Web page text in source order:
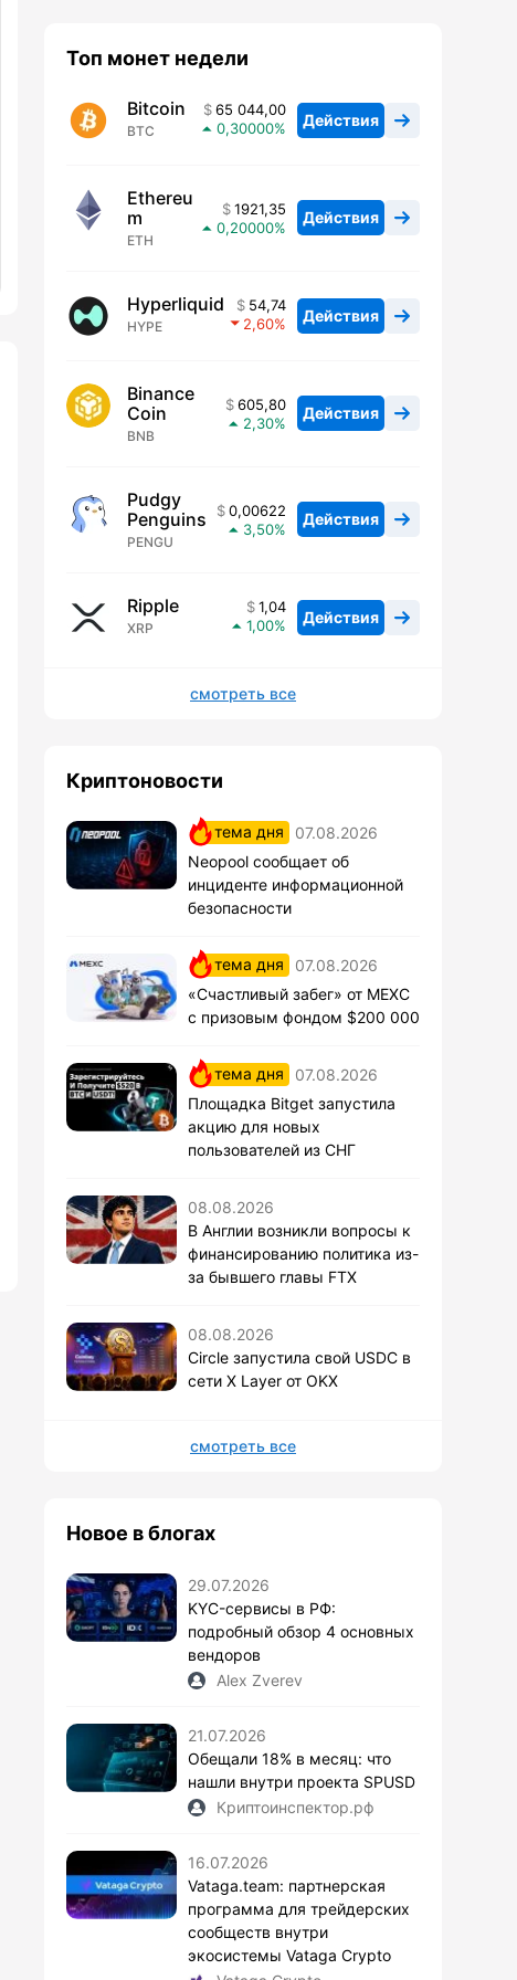
Топ монет недели
Bitcoin
BTC
65 044,00
0,30000
Действия
Ethereu
m
ETH
1921,35
0,20000
Действия
Hyperliquid
HYPE
54,74
2,60
Действия
Binance
Coin
BNB
605,80
2,30
Действия
Pudgy
Penguins
PENGU
0,00622
3,50
Действия
Ripple
XRP
1,04
1,00
Действия
смотреть все
Криптоновости
тема дня
07.08.2026
Neopool сообщает об
инциденте информационной
безопасности
тема дня
07.08.2026
«Счастливый забег» от MEXC
с призовым фондом $200 000
тема дня
07.08.2026
Площадка Bitget запустила
акцию для новых
пользователей из СНГ
08.08.2026
В Англии возникли вопросы к
финансированию политика из-
за бывшего главы FTX
08.08.2026
Circle запустила свой USDC в
сети X Layer от OKX
смотреть все
Новое в блогах
29.07.2026
KYC-сервисы в РФ:
подробный обзор 4 основных
вендоров
Alex Zverev
21.07.2026
Обещали 18% в месяц: что
нашли внутри проекта SPUSD
Криптоинспектор.рф
16.07.2026
Vataga.team: партнерская
программа для трейдерских
сообществ внутри
экосистемы Vataga Crypto